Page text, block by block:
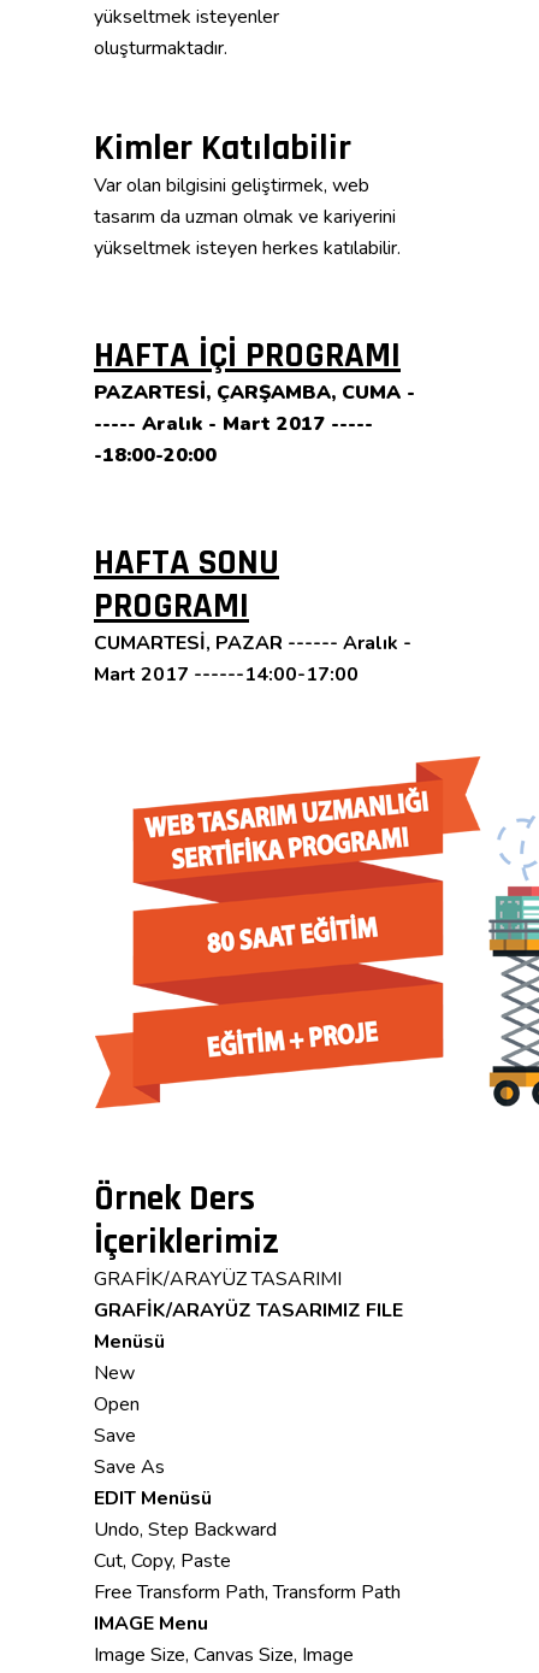
yükseltmek isteyenler
oluşturmaktadır.
Kimler Katılabilir
Var olan bilgisini geliştirmek, web
tasarım da uzman olmak ve kariyerini
yükseltmek isteyen herkes katılabilir.
HAFTA İÇİ PROGRAMI
PAZARTESİ, ÇARŞAMBA, CUMA -
----- Aralık - Mart 2017 -----
-18:00-20:00
HAFTA SONU
PROGRAMI
CUMARTESİ, PAZAR ------ Aralık -
Mart 2017 ------14:00-17:00
Örnek Ders
İçeriklerimiz
GRAFİK/ARAYÜZ TASARIMI
GRAFİK/ARAYÜZ TASARIMIZ FILE
Menüsü
New
Open
Save
Save As
EDIT Menüsü
Undo, Step Backward
Cut, Copy, Paste
Free Transform Path, Transform Path
IMAGE Menu
Image Size, Canvas Size, Image